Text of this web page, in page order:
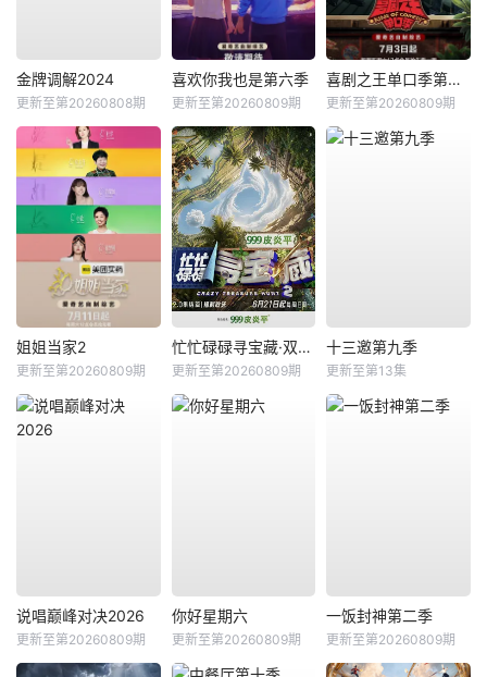
金牌调解2024
更新至第20260808期
喜欢你我也是第六季
更新至第20260809期
喜剧之王单口季第三季
更新至第20260809期
姐姐当家2
更新至第20260809期
忙忙碌碌寻宝藏·双人成行季
更新至第20260809期
十三邀第九季
更新至第13集
说唱巅峰对决2026
更新至第20260809期
你好星期六
更新至第20260809期
一饭封神第二季
更新至第20260809期